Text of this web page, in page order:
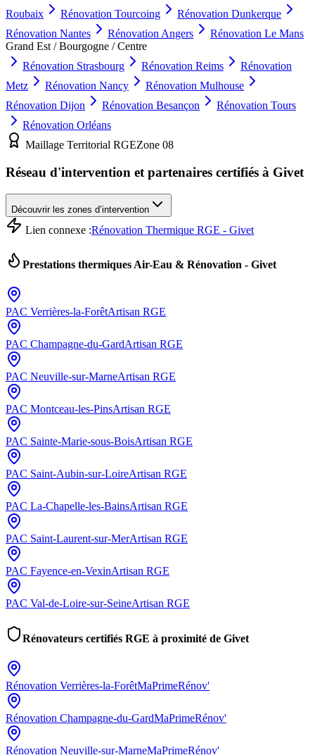
Roubaix
Rénovation Tourcoing Rénovation Dunkerque
Rénovation Nantes Rénovation Angers Rénovation Le Mans
Grand Est / Bourgogne / Centre
Rénovation Strasbourg Rénovation Reims
Rénovation
Metz
Rénovation Nancy Rénovation Mulhouse
Rénovation Dijon Rénovation Besançon Rénovation Tours
Rénovation Orléans
Maillage Territorial RGEZone 08
Réseau d'intervention et partenaires certifiés à Givet
Découvrir les zones d’intervention
Lien connexe :Rénovation Thermique RGE - Givet
Prestations thermiques Air-Eau & Rénovation - Givet
PAC Verrières-la-ForêtArtisan RGE
PAC Champagne-du-GardArtisan RGE
PAC Neuville-sur-MarneArtisan RGE
PAC Montceau-les-PinsArtisan RGE
PAC Sainte-Marie-sous-BoisArtisan RGE
PAC Saint-Aubin-sur-LoireArtisan RGE
PAC La-Chapelle-les-BainsArtisan RGE
PAC Saint-Laurent-sur-MerArtisan RGE
PAC Fayence-en-VexinArtisan RGE
PAC Val-de-Loire-sur-SeineArtisan RGE
Rénovateurs certifiés RGE à proximité de Givet
Rénovation Verrières-la-ForêtMaPrimeRénov'
Rénovation Champagne-du-GardMaPrimeRénov'
Rénovation Neuville-sur-MarneMaPrimeRénov'